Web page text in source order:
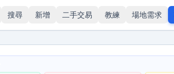
搜尋 新增 二手交易 教練 場地需求